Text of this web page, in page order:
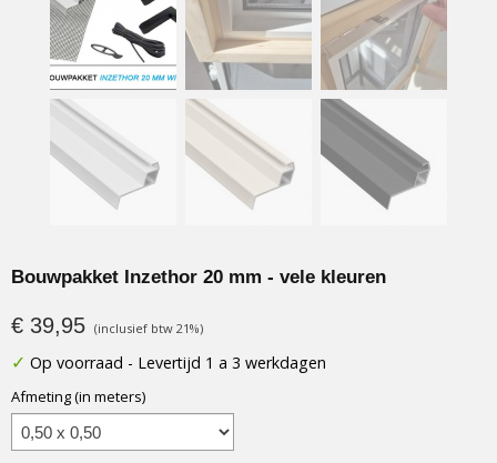
Bouwpakket Inzethor 20 mm - vele kleuren
€ 39,95 (inclusief btw 21%)
✓ Op voorraad - Levertijd 1 a 3 werkdagen
Afmeting (in meters)